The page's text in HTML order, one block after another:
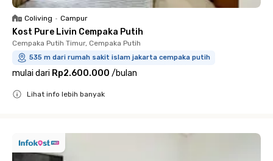
Coliving • Campur
Kost Pure Livin Cempaka Putih
Cempaka Putih Timur, Cempaka Putih
535 m dari rumah sakit islam jakarta cempaka putih
mulai dari Rp2.600.000 /bulan
Lihat info lebih banyak